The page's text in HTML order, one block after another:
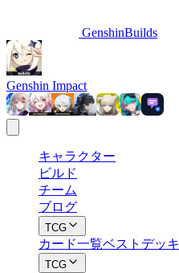
GenshinBuilds
Genshin Impact
キャラクター
ビルド
チーム
ブログ
TCG
カード一覧ベストデッキ
TCG